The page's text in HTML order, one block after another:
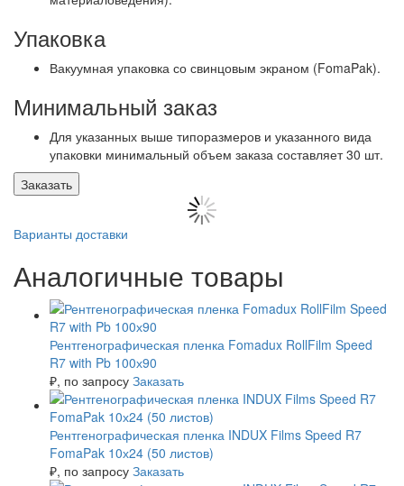
Упаковка
Вакуумная упаковка со свинцовым экраном (FomaPak).
Минимальный заказ
Для указанных выше типоразмеров и указанного вида
упаковки минимальный объем заказа составляет 30 шт.
Заказать
Варианты доставки
Аналогичные товары
Рентгенографическая пленка Fomadux RollFilm Speed
R7 with Pb 100х90
₽, по запросу Заказать
Рентгенографическая пленка INDUX Films Speed R7
FomaPak 10х24 (50 листов)
₽, по запросу Заказать